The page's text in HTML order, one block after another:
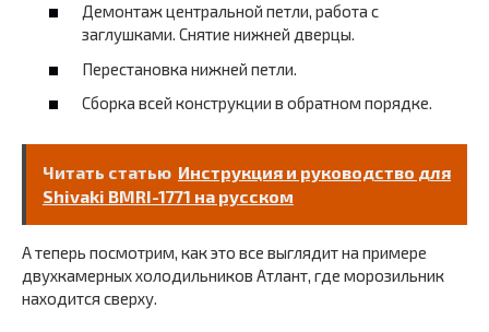
Демонтаж центральной петли, работа с
заглушками. Снятие нижней дверцы.
Перестановка нижней петли.
Сборка всей конструкции в обратном порядке.
Читать статью Инструкция и руководство для
Shivaki BMRI-1771 на русском
А теперь посмотрим, как это все выглядит на примере
двухкамерных холодильников Атлант, где морозильник
находится сверху.